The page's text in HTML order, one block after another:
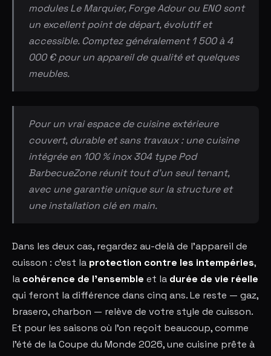
modules Le Marquier, Forge Adour ou ENO sont
un excellent point de départ, évolutif et
accessible. Comptez généralement 1 500 à 4
000 € pour un appareil de qualité et quelques
meubles.
Pour un vrai espace de cuisine extérieure
couvert, durable et sans travaux : une cuisine
intégrée en 100 % inox 304 type Pod
BarbecueZone réunit tout d'un seul tenant,
avec une garantie unique sur la structure et
une installation clé en main.
Dans les deux cas, regardez au-delà de l'appareil de
cuisson : c'est la protection contre les intempéries,
la cohérence de l'ensemble et la durée de vie réelle
qui feront la différence dans cinq ans. Le reste — gaz,
brasero, charbon — relève de votre style de cuisson.
Et pour les saisons où l'on reçoit beaucoup, comme
l'été de la Coupe du Monde 2026, une cuisine prête à